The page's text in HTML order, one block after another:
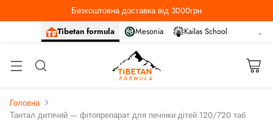
Tibetan formula Mesonia Kailas School
Безкоштовна доставка від 3000грн
Головна
Тантал дитячий — фітопрепарат для печінки дітей 120/720 таб